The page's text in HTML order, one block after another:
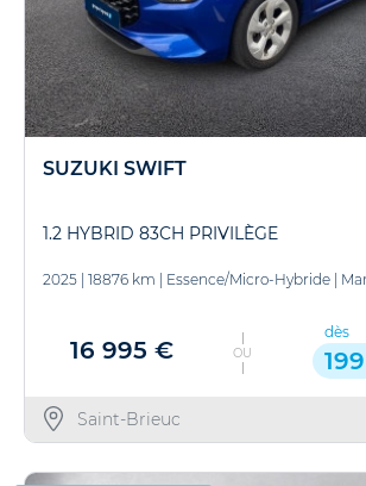
SUZUKI SWIFT
1.2 HYBRID 83CH PRIVILÈGE
2025 18876 km Essence/Micro-Hybride
16 995 € OU
dès
Saint-Brieuc